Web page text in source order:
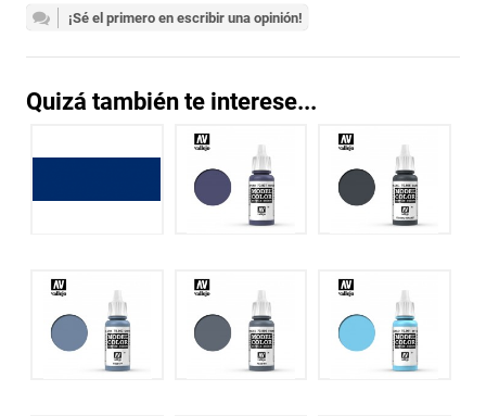
¡Sé el primero en escribir una opinión!
Quizá también te interese...